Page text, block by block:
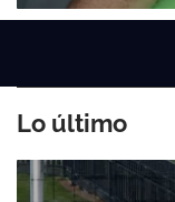
Lo último